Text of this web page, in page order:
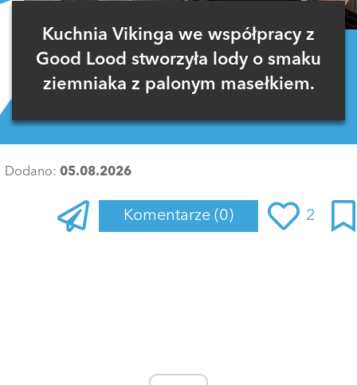
Kuchnia Vikinga we współpracy z
Good Lood stworzyła lody o smaku
ziemniaka z palonym masełkiem.
Dodano: 05.08.2026
Komentarze (0) 2